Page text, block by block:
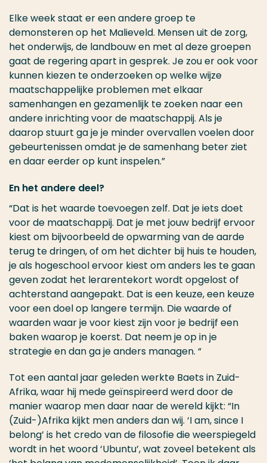
Elke week staat er een andere groep te
demonsteren op het Malieveld. Mensen uit de zorg,
het onderwijs, de landbouw en met al deze groepen
gaat de regering apart in gesprek. Je zou er ook voor
kunnen kiezen te onderzoeken op welke wijze
maatschappelijke problemen met elkaar
samenhangen en gezamenlijk te zoeken naar een
andere inrichting voor de maatschappij. Als je
daarop stuurt ga je je minder overvallen voelen door
gebeurtenissen omdat je de samenhang beter ziet
en daar eerder op kunt inspelen.”
En het andere deel?
“Dat is het waarde toevoegen zelf. Dat je iets doet
voor de maatschappij. Dat je met jouw bedrijf ervoor
kiest om bijvoorbeeld de opwarming van de aarde
terug te dringen, of om het dichter bij huis te houden,
je als hogeschool ervoor kiest om anders les te gaan
geven zodat het lerarentekort wordt opgelost of
achterstand aangepakt. Dat is een keuze, een keuze
voor een doel op langere termijn. Die waarde of
waarden waar je voor kiest zijn voor je bedrijf een
baken waarop je koerst. Dat neem je op in je
strategie en dan ga je anders managen. “
Tot een aantal jaar geleden werkte Baets in Zuid-
Afrika, waar hij mede geïnspireerd werd door de
manier waarop men daar naar de wereld kijkt: “In
(Zuid-)Afrika kijkt men anders dan wij. ‘I am, since I
belong’ is het credo van de filosofie die weerspiegeld
wordt in het woord ‘Ubuntu’, wat zoveel betekent als